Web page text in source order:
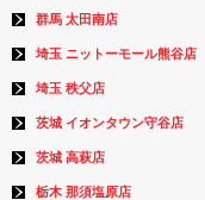
群馬 太田南店
埼玉 ニットーモール熊谷店
埼玉 秩父店
茨城 イオンタウン守谷店
茨城 高萩店
栃木 那須塩原店